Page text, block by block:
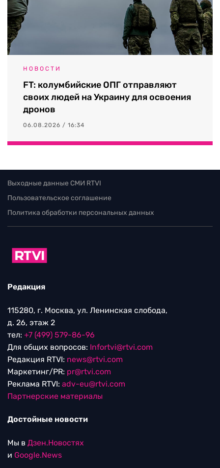
НОВОСТИ
FT: колумбийские ОПГ отправляют
своих людей на Украину для освоения
дронов
06.08.2026 / 16:34
Выходные данные СМИ RTVI
Пользовательское соглашение
Политика обработки персональных данных
Редакция
115280, г. Москва, ул. Ленинская слобода,
д. 26, этаж 2
тел: +7 (499) 579-86-96
Для общих вопросов: Infortvi@rtvi.com
Редакция RTVI: news@rtvi.com
Маркетинг/PR: pr@rtvi.com
Реклама RTVI: adv-eu@rtvi.com
Партнерские материалы
Достойные новости
Мы в Дзен.Новостях
и Google.News